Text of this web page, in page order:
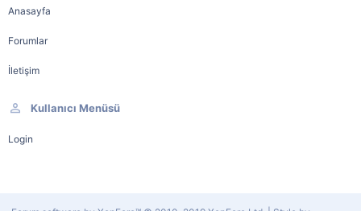
Anasayfa
Forumlar
İletişim
Kullanıcı Menüsü
Login